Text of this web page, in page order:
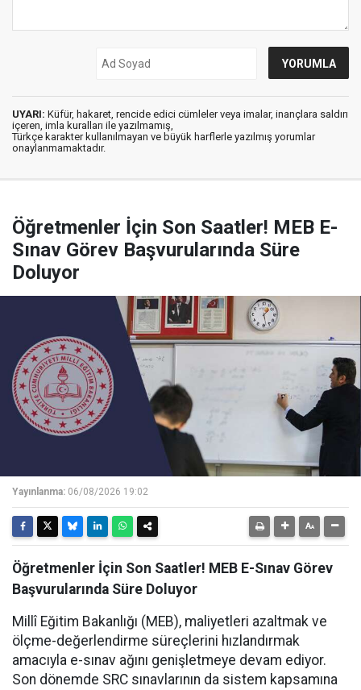
UYARI: Küfür, hakaret, rencide edici cümleler veya imalar, inançlara saldırı
içeren, imla kuralları ile yazılmamış,
Türkçe karakter kullanılmayan ve büyük harflerle yazılmış yorumlar
onaylanmamaktadır.
Öğretmenler İçin Son Saatler! MEB E-
Sınav Görev Başvurularında Süre
Doluyor
Yayınlanma: 06/08/2026 19:02
Öğretmenler İçin Son Saatler! MEB E-Sınav Görev
Başvurularında Süre Doluyor
Millî Eğitim Bakanlığı (MEB), maliyetleri azaltmak ve
ölçme-değerlendirme süreçlerini hızlandırmak
amacıyla e-sınav ağını genişletmeye devam ediyor.
Son dönemde SRC sınavlarının da sistem kapsamına